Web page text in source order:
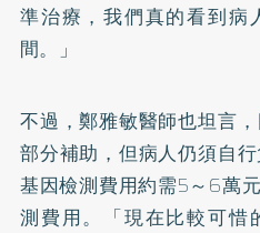
準治療，我們真的看到病
間。」
不過，鄭雅敏醫師也坦言
部分補助，但病人仍須自
基因檢測費用約需5～6萬
測費用。「現在比較可惜